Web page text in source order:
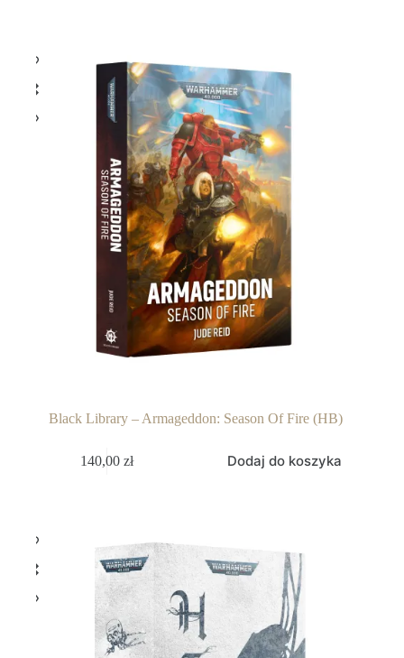
Black Library – Armageddon: Season Of Fire (HB)
140,00zł Dodaj do koszyka